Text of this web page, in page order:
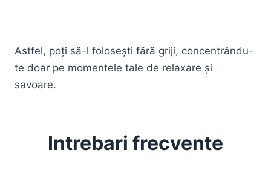
Astfel, poți să-l folosești fără griji, concentrându-
te doar pe momentele tale de relaxare și
savoare.
Intrebari frecvente